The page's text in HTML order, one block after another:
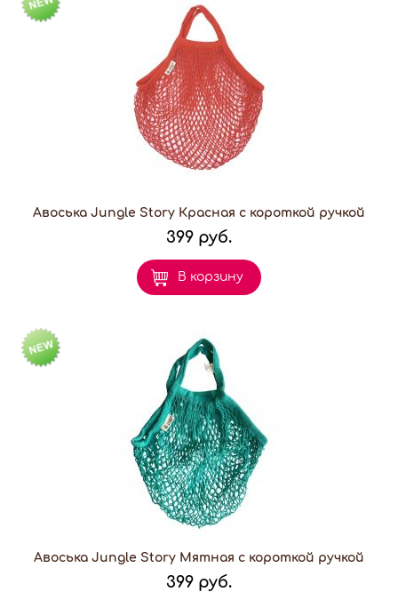
Авоська Jungle Story Красная с короткой ручкой
399 руб.
В корзину
Авоська Jungle Story Мятная с короткой ручкой
399 руб.